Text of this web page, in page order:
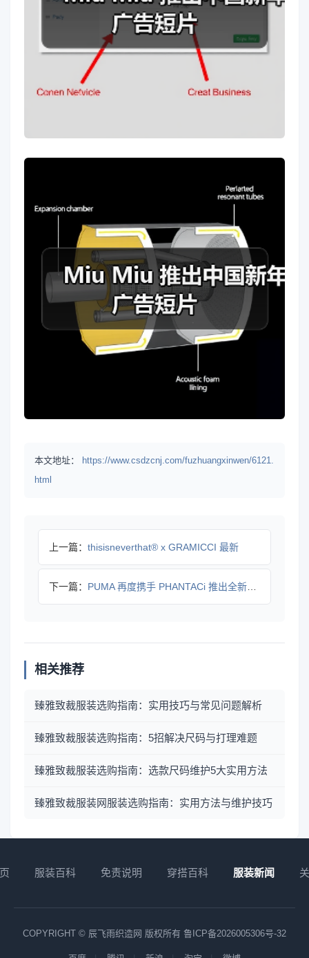
本文地址：
https://www.csdzcnj.com/fuzhuangxinwen/6121.
html
上一篇： thisisneverthat® x GRAMICCI 最新
下一篇： PUMA 再度携手 PHANTACi 推出全新合作系列
相关推荐
臻雅致裁服装选购指南：实用技巧与常见问题解析
臻雅致裁服装选购指南：5招解决尺码与打理难题
臻雅致裁服装选购指南：选款尺码维护5大实用方法
臻雅致裁服装网服装选购指南：实用方法与维护技巧
服装百科 免责说明 穿搭百科 服装新闻
COPYRIGHT © 辰飞雨织造网 版权所有 鲁ICP备2026005306号-32